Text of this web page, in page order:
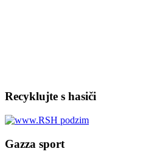
Recyklujte s hasiči
Gazza sport